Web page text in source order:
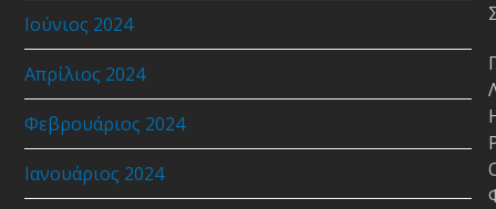
Ιούνιος 2024
Απρίλιος 2024
Φεβρουάριος 2024
Ιανουάριος 2024